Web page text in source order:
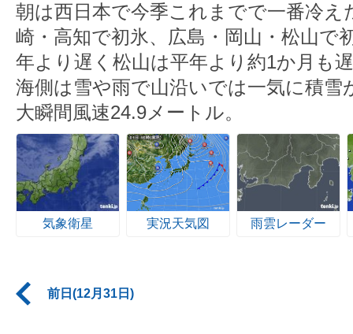
朝は西日本で今季これまでで一番冷え
崎・高知で初氷、広島・岡山・松山で
年より遅く松山は平年より約1か月も
海側は雪や雨で山沿いでは一気に積雪
大瞬間風速24.9メートル。
気象衛星 実況天気図 雨雲レーダー
前日(12月31日)